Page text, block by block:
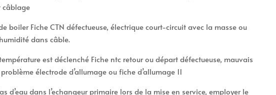
câblage
boiler Fiche CTN défectueuse, électrique court-circuit avec la masse ou
dans câble.
est déclenché Fiche ntc retour ou départ défectueuse, mauvais
électrode d’allumage ou fiche d’allumage 11
d’eau dans l’echangeur primaire lors de la mise en service, employer le